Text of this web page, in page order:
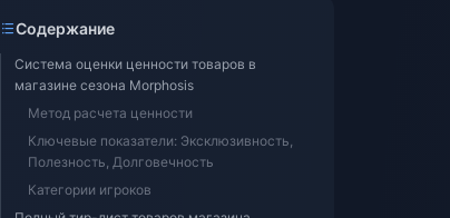
Содержание
Система оценки ценности товаров в
магазине сезона Morphosis
Метод расчета ценности
Ключевые показатели: Эксклюзивность,
Полезность, Долговечность
Категории игроков